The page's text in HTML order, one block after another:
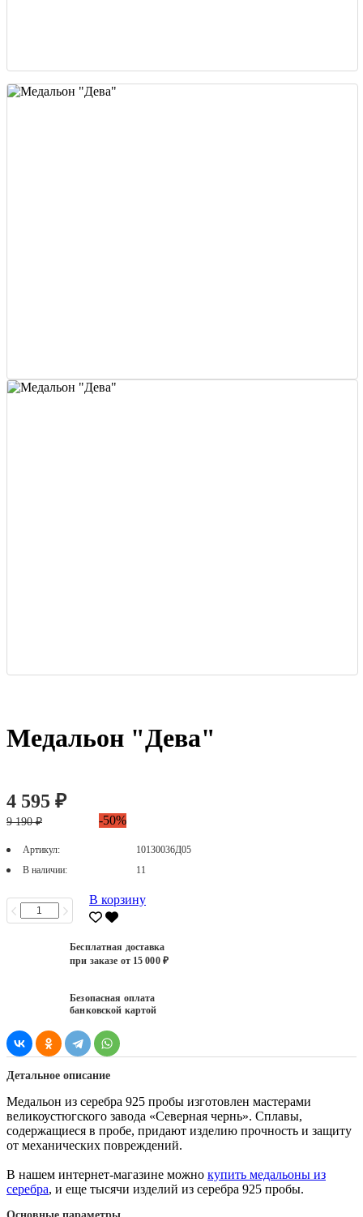
Медальон "Дева"
4 595 ₽
9 190 ₽ -50%
Артикул:
10130036Д05
В наличии:
11
В корзину
Бесплатная доставка
при заказе от 15 000 ₽
Безопасная оплата
банковской картой
Детальное описание
Медальон из серебра 925 пробы изготовлен мастерами
великоустюгского завода «Северная чернь». Сплавы,
содержащиеся в пробе, придают изделию прочность и защиту
от механических повреждений.
В нашем интернет-магазине можно купить медальоны из
серебра, и еще тысячи изделий из серебра 925 пробы.